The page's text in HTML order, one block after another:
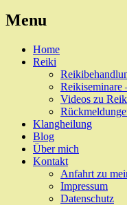
Menu
Skip
Home
Reiki
Reikiseminare
Videos zu
Klangheilung
Blog
Über mich
Kontakt
Anfahrt zu
Impressum
Datenschutz